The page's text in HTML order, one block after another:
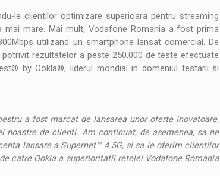
le clientilor optimizare superioara pentru streaming
mare. Mai mult, Vodafone Romania a fost prima
utilizand un smartphone lansat comercial. De
rezultatelor a peste 250.000 de teste efectuate
by Ookla®, liderul mondial in domeniul testarii si
a fost marcat de lansarea unor oferte inovatoare,
noastre de clienti. Am continuat, de asemenea, sa ne
lansare a Supernet™ 4.5G, si sa le oferim clientilor
catre Ookla a superioritatii retelei Vodafone Romania